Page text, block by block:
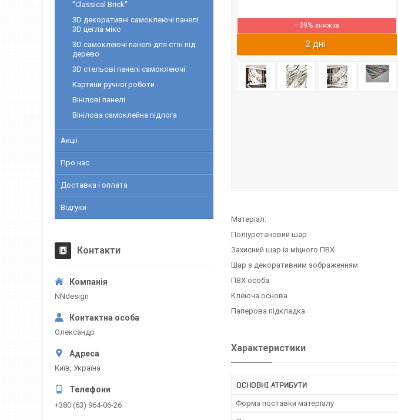
–39%
2 дні
Матеріал:
Поліуретановий шар
Захисний шар із міцного ПВХ
Шар з декоративним зображенням
ПВХ особа
Клеюча основа
Паперова підкладка
Характеристики
ОСНОВНІ АТРИБУТИ
Форма поставки матеріалу
"Classical Brick"
3D декоративні самоклеючі панелі
3D цегла мікс
3D самоклеючі панелі для стін під
дерево
3D cтельові панелі самоклеючі
Картини ручної роботи
Вінілові панелі
Вінілова самоклейна підлога
Акції
Про нас
Доставка і оплата
Відгуки
Контакти
NNdesign
Олександр
Київ, Україна
+380 (63) 964-06-26